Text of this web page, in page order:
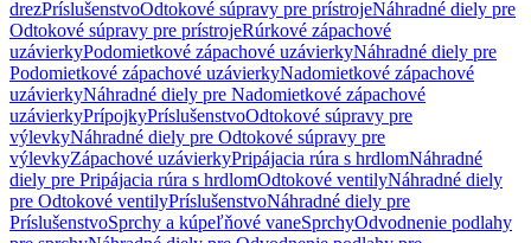
drezPríslušenstvoOdtokové súpravy pre prístrojeNáhradné diely pre
Odtokové súpravy pre prístrojeRúrkové zápachové
uzávierkyPodomietkové zápachové uzávierkyNáhradné diely pre
Podomietkové zápachové uzávierkyNadomietkové zápachové
uzávierkyNáhradné diely pre Nadomietkové zápachové
uzávierkyPrípojkyPríslušenstvoOdtokové súpravy pre
výlevkyNáhradné diely pre Odtokové súpravy pre
výlevkyZápachové uzávierkyPripájacia rúra s hrdlomNáhradné
diely pre Pripájacia rúra s hrdlomOdtokové ventilyNáhradné diely
pre Odtokové ventilyPríslušenstvoNáhradné diely pre
PríslušenstvoSprchy a kúpeľňové vaneSprchyOdvodnenie podlahy